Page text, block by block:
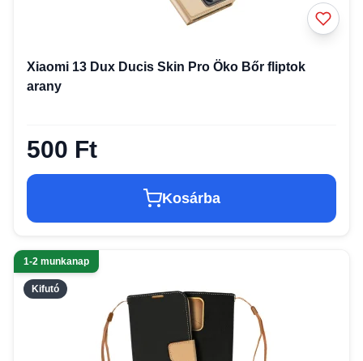
Xiaomi 13 Dux Ducis Skin Pro Öko Bőr fliptok
arany
500 Ft
Kosárba
Kifutó
1-2 munkanap